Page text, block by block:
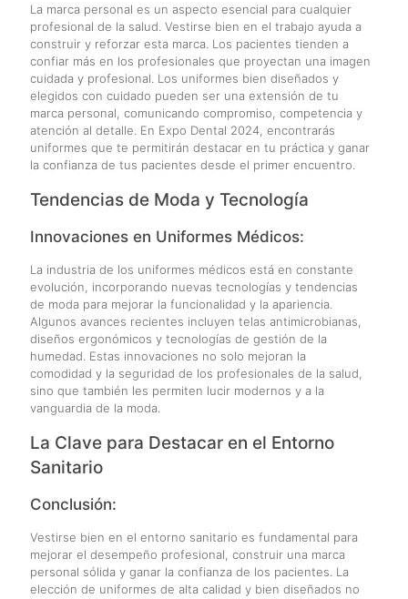
La marca personal es un aspecto esencial para cualquier
profesional de la salud. Vestirse bien en el trabajo ayuda a
construir y reforzar esta marca. Los pacientes tienden a
confiar más en los profesionales que proyectan una imagen
cuidada y profesional. Los uniformes bien diseñados y
elegidos con cuidado pueden ser una extensión de tu
marca personal, comunicando compromiso, competencia y
atención al detalle. En Expo Dental 2024, encontrarás
uniformes que te permitirán destacar en tu práctica y ganar
la confianza de tus pacientes desde el primer encuentro.
Tendencias de Moda y Tecnología
Innovaciones en Uniformes Médicos:
La industria de los uniformes médicos está en constante
evolución, incorporando nuevas tecnologías y tendencias
de moda para mejorar la funcionalidad y la apariencia.
Algunos avances recientes incluyen telas antimicrobianas,
diseños ergonómicos y tecnologías de gestión de la
humedad. Estas innovaciones no solo mejoran la
comodidad y la seguridad de los profesionales de la salud,
sino que también les permiten lucir modernos y a la
vanguardia de la moda.
La Clave para Destacar en el Entorno
Sanitario
Conclusión:
Vestirse bien en el entorno sanitario es fundamental para
mejorar el desempeño profesional, construir una marca
personal sólida y ganar la confianza de los pacientes. La
elección de uniformes de alta calidad y bien diseñados no